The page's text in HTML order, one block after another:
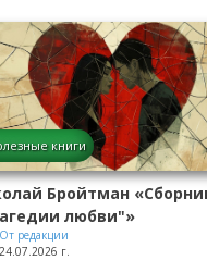
книги
Бройтман
любви"»
От редакции
24.07.2026 г.